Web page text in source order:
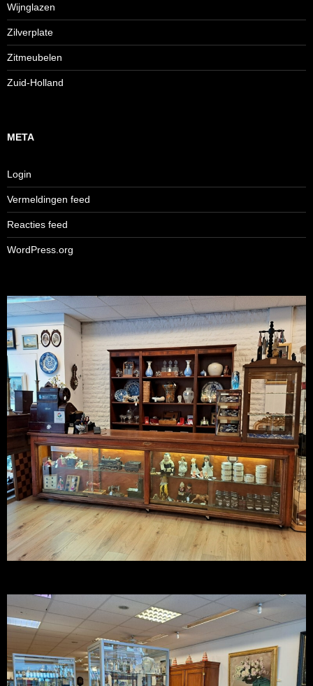
Wijnglazen
Zilverplate
Zitmeubelen
Zuid-Holland
META
Login
Vermeldingen feed
Reacties feed
WordPress.org